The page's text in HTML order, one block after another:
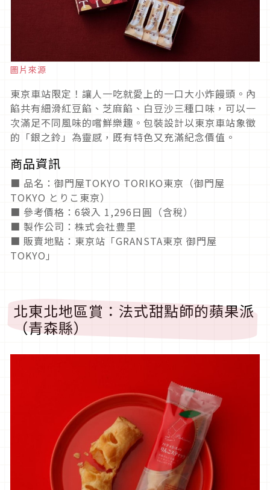
圖片來源
東京車站限定！讓人一吃就愛上的一口大小炸饅頭。內
餡共有細滑紅豆餡、芝麻餡、白豆沙三種口味，可以一
次滿足不同風味的嚐鮮樂趣。包裝設計以東京車站象徵
的「銀之鈴」為靈感，既有特色又充滿紀念價值。
商品資訊
■ 品名：御門屋TOKYO TORIKO東京（御門屋
TOKYO とりこ東京）
■ 參考價格：6袋入 1,296日圓（含稅）
■ 製作公司：株式会社豊里
■ 販賣地點：東京站「GRANSTA東京 御門屋
TOKYO」
北東北地區賞：法式甜點師的蘋果派
（青森縣）